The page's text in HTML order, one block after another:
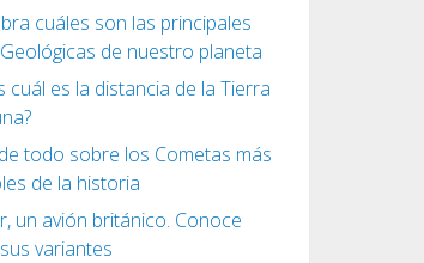
cuáles son las principales
de nuestro planeta
cuál es la distancia de la Tierra
todo sobre los Cometas más
de la historia
un avión británico. Conoce
variantes